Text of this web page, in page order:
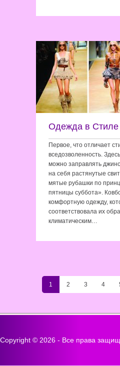
Одежда в Стиле
Первое, что отличает
вседозволенность.
можно заправлять
на себя растянутые
мятые рубашки по
пятницы суббота».
комфортную одежду,
соответствовала их
климатическим…
1 2 3 4
Copyright © 2026 - Все права